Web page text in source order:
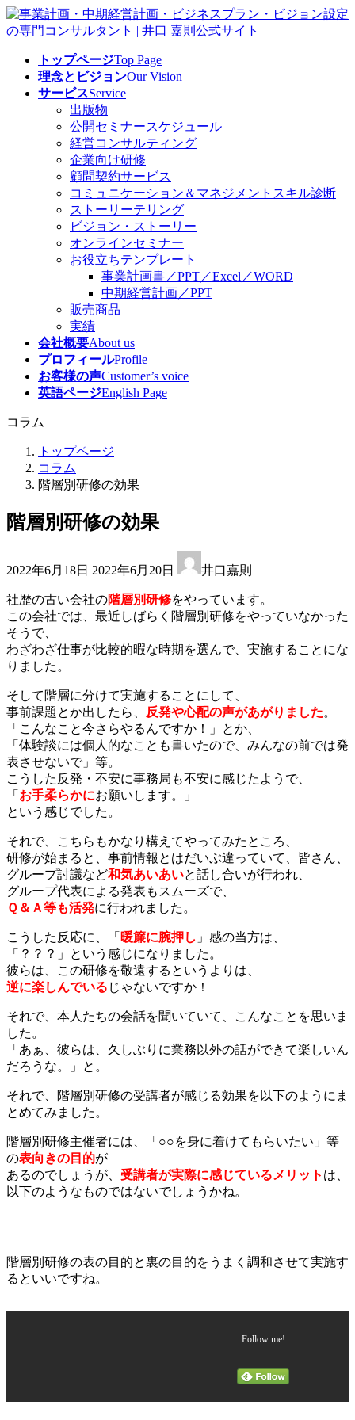
コ
ン
ナ
ビ
トップページTop Page
理念とビジョンOur Vision
サービスService
出版物
公開セミナースケジュール
経営コンサルティング
企業向け研修
顧問契約サービス
コミュニケーション＆マネジメントスキル診断
ストーリーテリング
ビジョン・ストーリー
オンラインセミナー
お役立ちテンプレート
事業計画書／PPT／Excel／WORD
中期経営計画／PPT
販売商品
実績
会社概要About us
プロフィールProfile
お客様の声Customer’s voice
英語ページEnglish Page
コラム
トップページ
コラム
階層別研修の効果
階層別研修の効果
2022年6月18日 終
更
新
日
時
2022年6月20日 井口嘉則
社歴の古い会社の階層別研修をやっています。
この会社では、最近しばらく階層別研修をやっていなかった
そうで、
わざわざ仕事が比較的暇な時期を選んで、実施することにな
りました。
そして階層に分けて実施することにして、
事前課題とか出したら、
反発や心配の声があがりました。
「こんなこと今さらやるんですか！」とか、
「体験談には個人的なことも書いたので、みんなの前では発
表させないで」等。
こうした反発・不安に事務局も不安に感じたようで、
「 お手柔らかにお願いします。」
という感じでした。
それで、こちらもかなり構えてやってみたところ、
研修が始まると、事前情報とはだいぶ違っていて、皆さん、
グループ討議など和気あいあいと話し合いが行われ、
グループ代表による発表もスムーズで、
Ｑ＆Ａ等も活発に行われました。
こうした反応に、「 暖簾に腕押し 」感の当方は、
「？？？」という感じになりました。
彼らは、この研修を敬遠するというよりは、
逆に楽しんでいる じゃないですか！
それで、本人たちの会話を聞いていて、こんなことを思いま
した。
「あぁ、彼らは、久しぶりに業務以外の話ができて楽しいん
だろうな。」と。
それで、階層別研修の受講者が感じる効果を以下のようにま
とめてみました。
階層別研修主催者には、「○○を身に着けてもらいたい」等
の表向きの目的が
あるのでしょうが、 受講者が実際に感じているメリット は、
以下のようなものではないでしょうかね。
階層別研修の表の目的と裏の目的をうまく調和させて実施す
るといいですね。
Follow me!